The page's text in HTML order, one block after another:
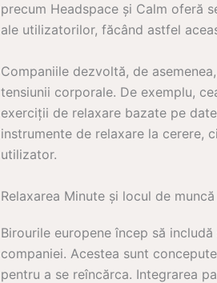
precum Headspace și Calm oferă
ale utilizatorilor, făcând astfel
Companiile dezvoltă, de
tensiunii corporale. De exemplu,
exerciții de relaxare bazate pe
instrumente de relaxare la cerere,
utilizator.
Relaxarea Minute și locul de muncă
Birourile europene încep să
companiei. Acestea sunt
pentru a se reîncărca. Integrarea